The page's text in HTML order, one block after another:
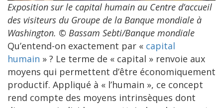
Exposition sur le capital humain au Centre d’accueil
des visiteurs du Groupe de la Banque mondiale à
Washington. © Bassam Sebti/Banque mondiale
Qu’entend-on exactement par « capital
humain » ? Le terme de « capital » renvoie aux
moyens qui permettent d’être économiquement
productif. Appliqué à « l’humain », ce concept
rend compte des moyens intrinsèques dont